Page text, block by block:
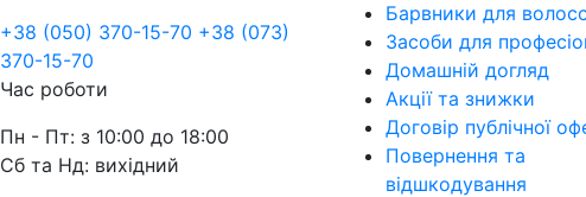
+38 (050) 370-15-70 +38 (073)
370-15-70
Час роботи
Пн - Пт: з 10:00 до 18:00
Сб та Нд: вихідний
Барвники для
Засоби для
Домашній догляд
Акції та знижки
Договір публічної
Повернення та
відшкодування